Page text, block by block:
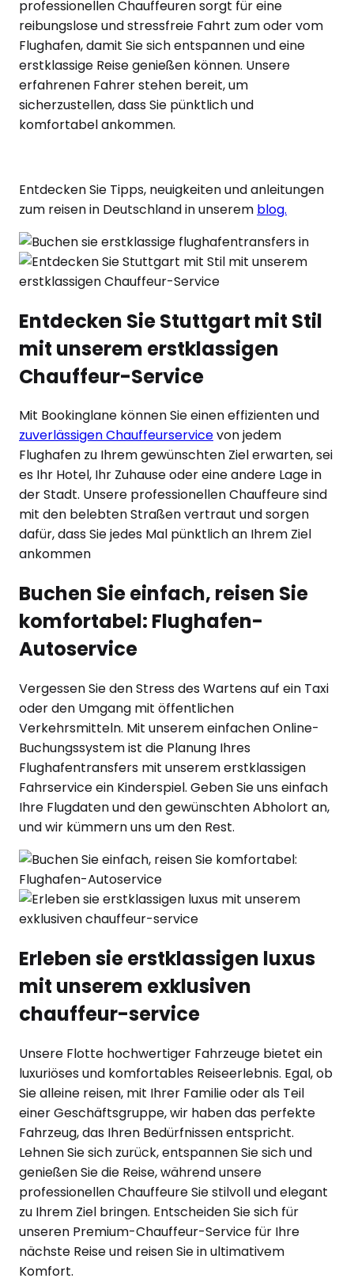
professionellen Chauffeuren sorgt für eine
reibungslose und stressfreie Fahrt zum oder vom
Flughafen, damit Sie sich entspannen und eine
erstklassige Reise genießen können. Unsere
erfahrenen Fahrer stehen bereit, um
sicherzustellen, dass Sie pünktlich und
komfortabel ankommen.
Entdecken Sie Tipps, neuigkeiten und anleitungen
zum reisen in Deutschland in unserem blog.
Entdecken Sie Stuttgart mit Stil
mit unserem erstklassigen
Chauffeur-Service
Mit Bookinglane können Sie einen effizienten und
zuverlässigen Chauffeurservicevon jedem
Flughafen zu Ihrem gewünschten Ziel erwarten, sei
es Ihr Hotel, Ihr Zuhause oder eine andere Lage in
der Stadt. Unsere professionellen Chauffeure sind
mit den belebten Straßen vertraut und sorgen
dafür, dass Sie jedes Mal pünktlich an Ihrem Ziel
ankommen
Buchen Sie einfach, reisen Sie
komfortabel: Flughafen-
Autoservice
Vergessen Sie den Stress des Wartens auf ein Taxi
oder den Umgang mit öffentlichen
Verkehrsmitteln. Mit unserem einfachen Online-
Buchungssystem ist die Planung Ihres
Flughafentransfers mit unserem erstklassigen
Fahrservice ein Kinderspiel. Geben Sie uns einfach
Ihre Flugdaten und den gewünschten Abholort an,
und wir kümmern uns um den Rest.
Erleben sie erstklassigen luxus
mit unserem exklusiven
chauffeur-service
Unsere Flotte hochwertiger Fahrzeuge bietet ein
luxuriöses und komfortables Reiseerlebnis. Egal, ob
Sie alleine reisen, mit Ihrer Familie oder als Teil
einer Geschäftsgruppe, wir haben das perfekte
Fahrzeug, das Ihren Bedürfnissen entspricht.
Lehnen Sie sich zurück, entspannen Sie sich und
genießen Sie die Reise, während unsere
professionellen Chauffeure Sie stilvoll und elegant
zu Ihrem Ziel bringen. Entscheiden Sie sich für
unseren Premium-Chauffeur-Service für Ihre
nächste Reise und reisen Sie in ultimativem
Komfort.